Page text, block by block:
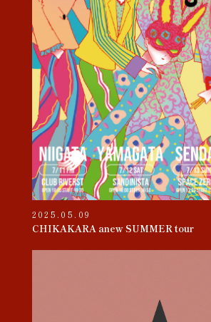
2025.05.09
CHIKAKARA anew SUMMER tour